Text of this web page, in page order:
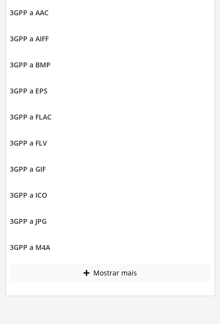
3GPP a AAC
3GPP a AIFF
3GPP a BMP
3GPP a EPS
3GPP a FLAC
3GPP a FLV
3GPP a GIF
3GPP a ICO
3GPP a JPG
3GPP a M4A
Mostrar mais